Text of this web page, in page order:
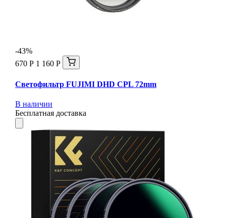
-43%
670 Р 1 160 Р
Светофильтр FUJIMI DHD CPL 72mm
В наличии
Бесплатная доставка